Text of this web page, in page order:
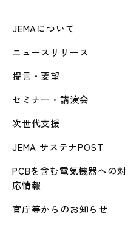
JEMAについて
ニュースリリース
提言・要望
セミナー・講演会
次世代支援
JEMA サステナPOST
PCBを含む電気機器への対
応情報
官庁等からのお知らせ